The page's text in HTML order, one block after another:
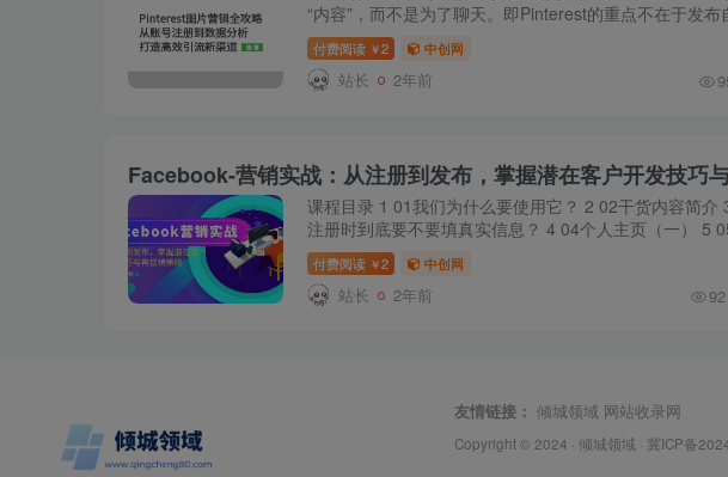
“内容”，而不是为了聊天。即Pinterest的重点不在于发布
的想法或内容，而是在平台上发现、寻找和保存觉得对自
价值(以后会购...
付费阅读 ￥2 中创网
站长 2年前
课程目录 1 01我们为什么要使用它？ 2 02干货内容简介
注册时到底要不要填真实信息？ 4 04个人主页（一） 5
主页（二） 6 06营销推文这样发（实战） 7 07个人主页
8 08公共主页...
付费阅读 ￥2 中创网
站长 2年前 92
友情链接： 倾城领域 网站收录网
Copyright © 2024 · 倾城领域 · 冀ICP备